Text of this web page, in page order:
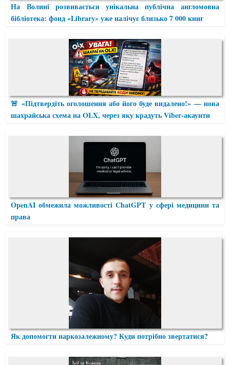
На Волині розвивається унікальна публічна англомовна
бібліотека: фонд «Library» уже налічує близько 7 000 книг
🚨 «Підтвердіть оголошення або його буде видалено!» — нова
шахрайська схема на OLX, через яку крадуть Viber-акаунти
OpenAI обмежила можливості ChatGPT у сфері медицини та
права
Як допомогти наркозалежному? Куди потрібно звертатися?